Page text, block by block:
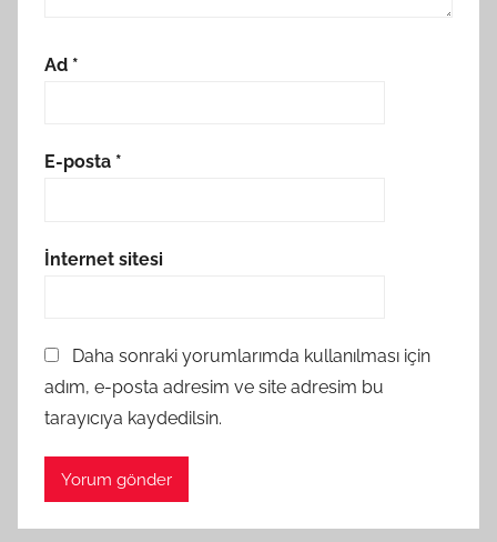
Ad *
E-posta *
İnternet sitesi
Daha sonraki yorumlarımda kullanılması için
adım, e-posta adresim ve site adresim bu
tarayıcıya kaydedilsin.